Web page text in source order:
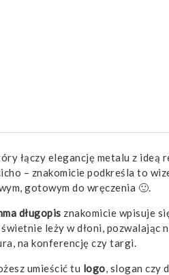
łączy elegancję metalu z
– znakomicie podkreśla to
gotowym do wręczenia 🙂.
długopis znakomicie wpisuje
świetnie leży w dłoni, pozwalając
na konferencję czy targi.
umieścić tu logo , slogan czy